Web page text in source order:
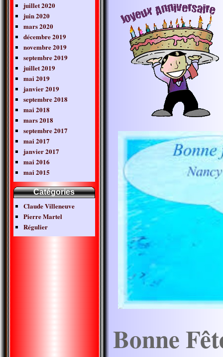
juillet 2020
juin 2020
mars 2020
décembre 2019
novembre 2019
septembre 2019
juillet 2019
mai 2019
janvier 2019
septembre 2018
mai 2018
mars 2018
septembre 2017
mai 2017
janvier 2017
mai 2016
mai 2015
Catégories
Claude Villeneuve
Pierre Martel
Régulier
Bonne